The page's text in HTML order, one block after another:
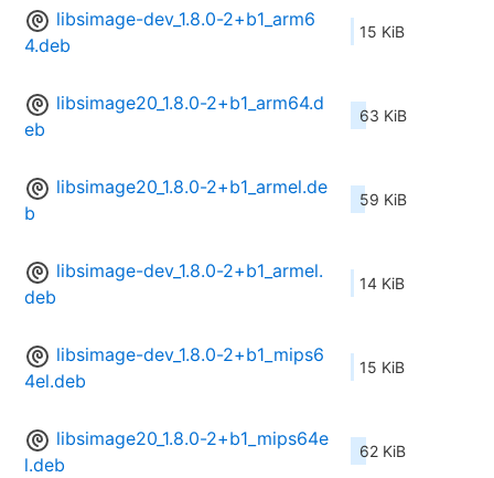
libsimage-dev_1.8.0-2+b1_arm6
4.deb
15 KiB
libsimage20_1.8.0-2+b1_arm64.d
eb
63 KiB
libsimage20_1.8.0-2+b1_armel.de
b
59 KiB
libsimage-dev_1.8.0-2+b1_armel.
deb
14 KiB
libsimage-dev_1.8.0-2+b1_mips6
4el.deb
15 KiB
libsimage20_1.8.0-2+b1_mips64e
l.deb
62 KiB